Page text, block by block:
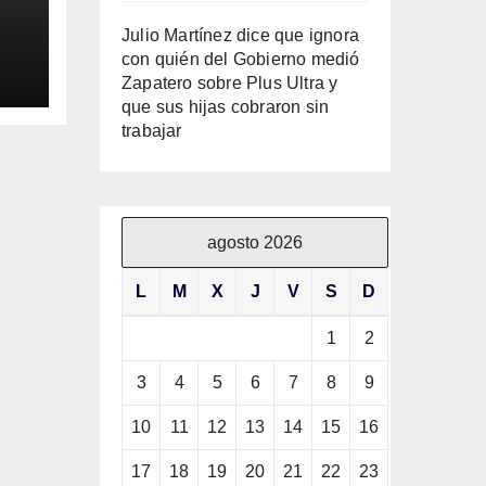
Julio Martínez dice que ignora
con quién del Gobierno medió
Zapatero sobre Plus Ultra y
que sus hijas cobraron sin
trabajar
agosto 2026
L M X J V S D
1 2
3 4 5 6 7 8 9
10 11 12 13 14 15 16
17 18 19 20 21 22 23